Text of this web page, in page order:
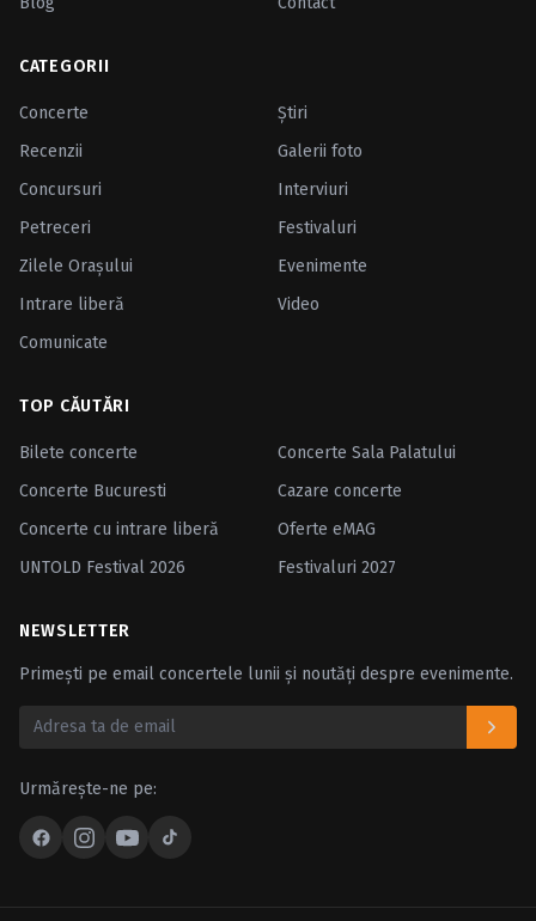
CATEGORII
Concerte
Ştiri
Recenzii
Galerii foto
Concursuri
Interviuri
Petreceri
Festivaluri
Zilele Oraşului
Evenimente
Intrare liberă
Video
Comunicate
TOP CĂUTĂRI
Bilete concerte
Concerte Sala Palatului
Concerte Bucuresti
Cazare concerte
Concerte cu intrare liberă
Oferte eMAG
UNTOLD Festival 2026
Festivaluri 2027
NEWSLETTER
Primești pe email concertele lunii și noutăți despre evenimente.
Urmărește-ne pe: